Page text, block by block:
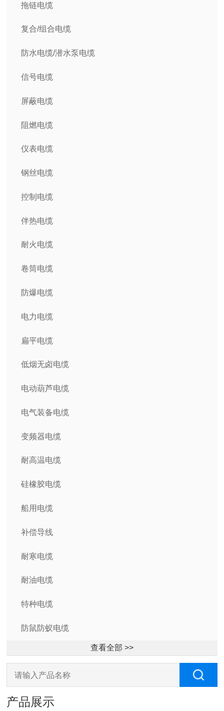
拖链电缆
复合/组合电缆
防水电缆/潜水泵电缆
信号电缆
屏蔽电缆
阻燃电缆
仪表电缆
钢丝电缆
控制电缆
伴热电缆
耐火电缆
卷筒电缆
防爆电缆
电力电缆
扁平电缆
低烟无卤电缆
电动葫芦电缆
电气装备电缆
变频器电缆
耐高温电缆
硅橡胶电缆
船用电缆
补偿导线
耐寒电缆
耐油电缆
特种电缆
防鼠防蚁电缆
查看全部 >>
产品展示